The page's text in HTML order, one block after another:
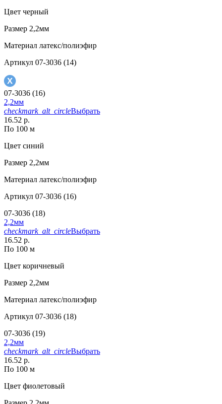
Цвет черный
Размер 2,2мм
Материал латекс/полиэфир
Артикул 07-3036 (14)
07-3036 (16)
2,2мм
checkmark_alt_circleВыбрать
16.52 р.
По 100 м
Цвет синий
Размер 2,2мм
Материал латекс/полиэфир
Артикул 07-3036 (16)
07-3036 (18)
2,2мм
checkmark_alt_circleВыбрать
16.52 р.
По 100 м
Цвет коричневый
Размер 2,2мм
Материал латекс/полиэфир
Артикул 07-3036 (18)
07-3036 (19)
2,2мм
checkmark_alt_circleВыбрать
16.52 р.
По 100 м
Цвет фиолетовый